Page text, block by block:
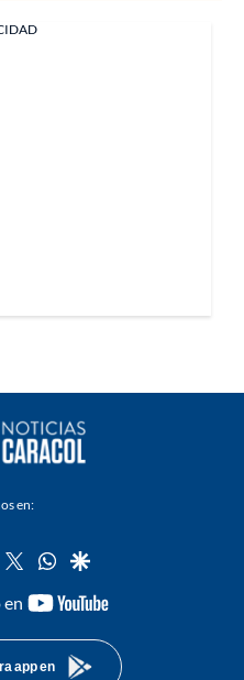
en:
instagram
twitterwhatsapp
google
youtube-
app en